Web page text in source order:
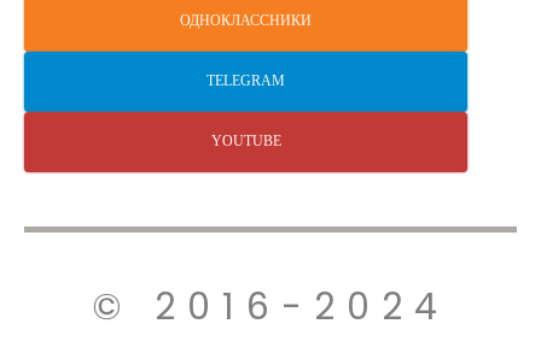
ОДНОКЛАССНИКИ
TELEGRAM
YOUTUBE
© 2016-2024